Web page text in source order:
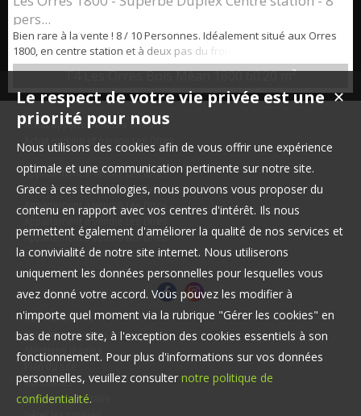
pers...
Bien rare à la vente ! 8 / 10 Personnes. Idéalement situé aux Orres
1800, en centre station et à deux pas du front de neige, dans une
résidence avec piscine extérieure chauffée : Superbe duplex en
prestations soignées, sa vue dégagée et ses nombreuses
possibilités de couchages ! Caractéristiques principales : &nb...
T4 Les Orres Bois Méan 180060.20 m²
Achat appartement Les Orres
Achat parking et garage Les Orres
Appartement à vendre Les Orres
Appartement à vendre Les Orres
Appartement à vendre Les Orres
Appartement à vendre Les Orres
Appartement à vendre Les Orres
Nos Honoraires
Qui sommes-nous
Mentions légales
Honoraires
Espace propriétaire
✕
Le respect de votre vie privée est une
priorité pour nous
Nous utilisons des cookies afin de vous offrir une expérience
optimale et une communication pertinente sur notre site.
Grace à ces technologies, nous pouvons vous proposer du
contenu en rapport avec vos centres d'intérêt. Ils nous
permettent également d'améliorer la qualité de nos services et
la convivialité de notre site internet. Nous utiliserons
uniquement les données personnelles pour lesquelles vous
avez donné votre accord. Vous pouvez les modifier à
n'importe quel moment via la rubrique "Gérer les cookies" en
bas de notre site, à l'exception des cookies essentiels à son
fonctionnement. Pour plus d'informations sur vos données
personnelles, veuillez consulter notre politique de
confidentialité.